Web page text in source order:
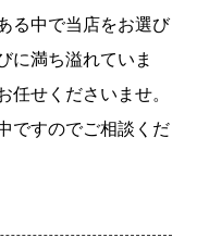
る中で当店をお選び
に満ち溢れていま
任せくださいませ。
ですのでご相談くだ